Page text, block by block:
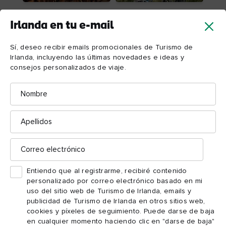
Irlanda en tu e-mail
Sí, deseo recibir emails promocionales de Turismo de
Irlanda, incluyendo las últimas novedades e ideas y
consejos personalizados de viaje.
Nombre
Apellidos
Correo
electrónico
Entiendo que al registrarme, recibiré contenido
personalizado por correo electrónico basado en mi
uso del sitio web de Turismo de Irlanda, emails y
publicidad de Turismo de Irlanda en otros sitios web,
cookies y píxeles de seguimiento. Puede darse de baja
en cualquier momento haciendo clic en "darse de baja"
Cargar más
Irlanda en tu e-mail
Sí, deseo recibir emails promocionales de Turismo de
Irlanda, incluyendo las últimas novedades e ideas y
consejos personalizados de viaje.